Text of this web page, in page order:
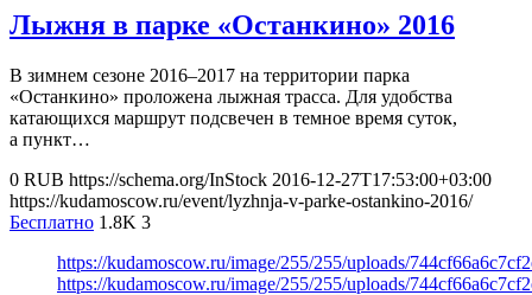
Лыжня в парке «Останкино» 2016
В зимнем сезоне 2016–2017 на территории парка
«Останкино» проложена лыжная трасса. Для удобства
катающихся маршрут подсвечен в темное время суток,
а пункт…
0 RUB https://schema.org/InStock 2016-12-27T17:53:00+03:00
https://kudamoscow.ru/event/lyzhnja-v-parke-ostankino-2016/
Бесплатно 1.8K 3
https://kudamoscow.ru/image/255/255/uploads/
https://kudamoscow.ru/image/255/255/uploads/